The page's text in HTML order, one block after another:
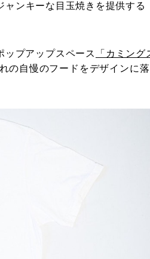
ャンキーな目玉焼きを提供する
ップアップスペース
「カミング
の自慢のフードをデザインに落